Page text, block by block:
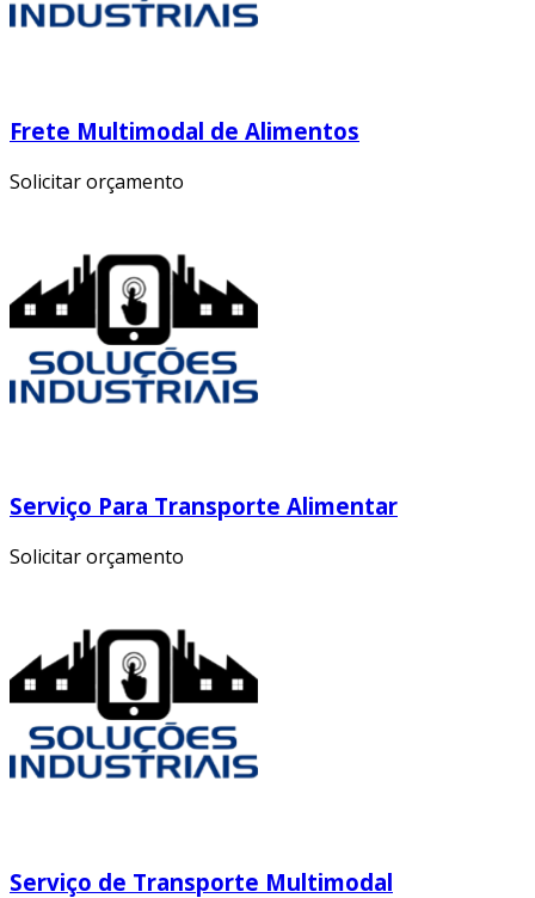
Frete Multimodal de Alimentos
Solicitar orçamento
Serviço Para Transporte Alimentar
Solicitar orçamento
Serviço de Transporte Multimodal